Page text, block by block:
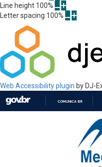
Line height 100%
Letter spacing 100%
Web Accessibility plugin by DJ-
COMUNICA BR